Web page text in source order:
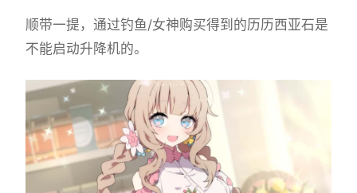
顺带一提，通过钓鱼/女神购买得到的历历西亚石是
不能启动升降机的。